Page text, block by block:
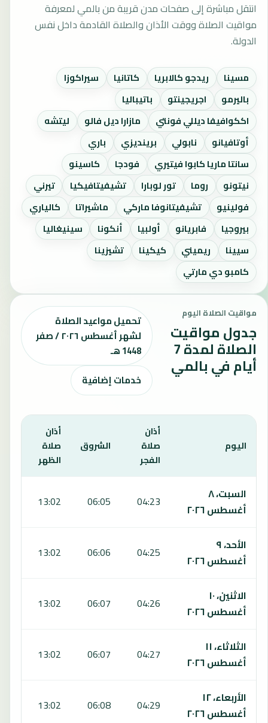
انتقل مباشرة إلى صفحات مدن قريبة من بالمي لمعرفة
مواقيت الصلاة ووقت الأذان والصلاة القادمة داخل نفس
الدولة.
مسينا ريدجو كالابريا كاتانيا
سيراكوزا
باليرمو
اجريجينتو
باتيباليا
اككوافيفا ديللي فونتي
مازارا ديل فالو
ليتشه
أوتافيانو
نابولي برينديزي
باري
سانتا ماريا كابوا فيتيري
فودجا
كاسينو
نيتونو
روما تور لوبارا تشيفيتافيكيا
تيرني
فولينيو
تشيفيتانوفا ماركي ماشيراتا
كالياري
بيروجيا
فابريانو أولبيا أنكونا
سينيغاليا
سيينا
ريميني كيكينا
تشيزينا
كامبو دي مارتي
مواقيت الصلاة اليوم
جدول مواقيت
الصلاة لمدة 7
أيام في بالمي
تحميل مواعيد الصلاة
لشهر أغسطس ٢٠٢٦ / صفر
1448 هـ
خدمات إضافية
اليوم
أذان
صلاة
الفجر
الشروق
أذان
صلاة
الظهر
السبت، ٨
أغسطس ٢٠٢٦
04:23
06:05
13:02
الأحد، ٩
أغسطس ٢٠٢٦
04:25
06:06
13:02
الاثنين، ١٠
أغسطس ٢٠٢٦
04:26
06:07
13:02
الثلاثاء، ١١
أغسطس ٢٠٢٦
04:27
06:07
13:02
الأربعاء، ١٢
أغسطس ٢٠٢٦
04:29
06:08
13:02